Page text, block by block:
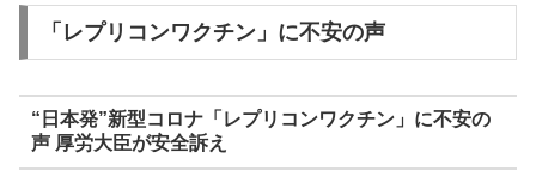
「レプリコンワクチン」に不安の声
“日本発”新型コロナ「レプリコンワクチン」に不安の
声 厚労大臣が安全訴え